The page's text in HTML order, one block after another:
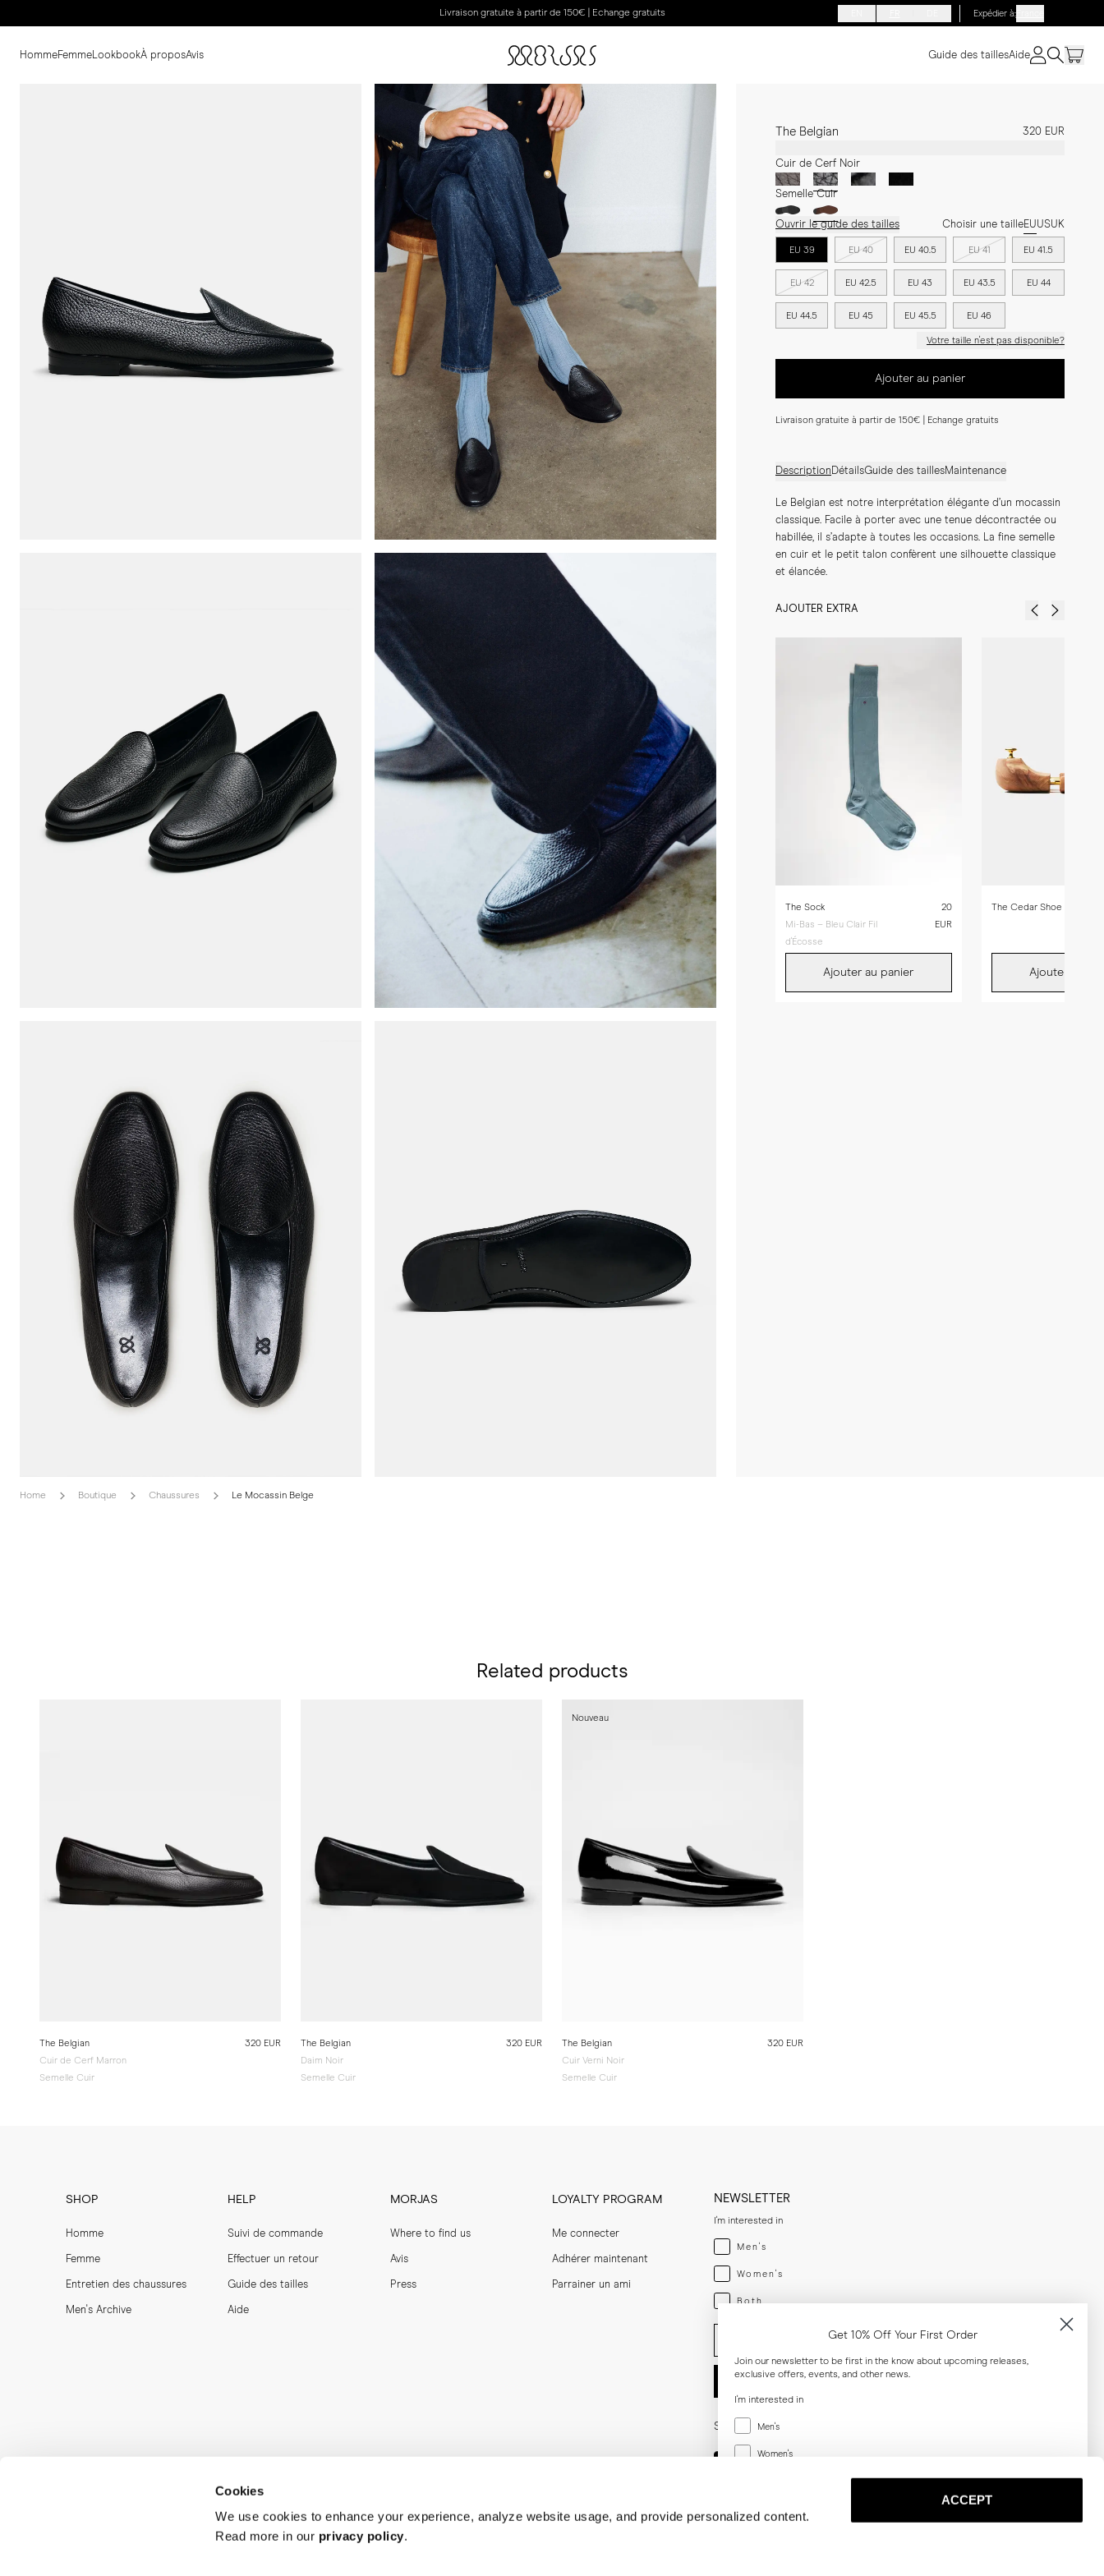
Cookies
We use cookies to enhance your experience, analyze website usage, and provide personalized content.
Read more in our privacy policy.
ACCEPT
Livraison gratuite à partir de 150€ | Echange gratuits Expédier à:France
HommeFemme LookbookÀ proposAvis Guide des taillesAide
The Belgian 320 EUR
Cuir de Cerf Noir
Semelle Cuir
Ouvrir le guide des tailles Choisir une tailleEUUSUK
EU 39 EU 40 EU 40.5 EU 41 EU 41.5
EU 42 EU 42.5 EU 43 EU 43.5 EU 44
EU 44.5 EU 45 EU 45.5 EU 46
Votre taille n'est pas disponible?
Ajouter au panier
Livraison gratuite à partir de 150€ | Echange gratuits
DescriptionDétailsGuide des taillesMaintenance
Le Belgian est notre interprétation élégante d’un mocassin
classique. Facile à porter avec une tenue décontractée ou
habillée, il s’adapte à toutes les occasions. La fine semelle
en cuir et le petit talon confèrent une silhouette classique
et élancée.
AJOUTER EXTRA
The Sock
Mi-Bas – Bleu Clair Fil
d'Écosse
20
EUR
Ajouter au panier
The Cedar Shoe Tree
Ajouter au
Home Boutique Chaussures Le Mocassin Belge
Related products
The Belgian
Cuir de Cerf Marron
Semelle Cuir
320 EUR
The Belgian
Daim Noir
Semelle Cuir
320 EUR
Nouveau
The Belgian
Cuir Verni Noir
Semelle Cuir
320 EUR
SHOP
Homme
Femme
Entretien des chaussures
Men's Archive
HELP
Suivi de commande
Effectuer un retour
Guide des tailles
Aide
MORJAS
Where to find us
Avis
Press
LOYALTY PROGRAM
Me connecter
Adhérer maintenant
Parrainer un ami
NEWSLETTER
I'm interested in
Menswear
Men's
Womenswear
Women's
Both
Both
Enter your email adress
Social
Get 10% Off Your First Order
Join our newsletter to be first in the know about upcoming releases,
exclusive offers, events, and other news.
I'm interested in
Menswear
Men's
Women's
Women's